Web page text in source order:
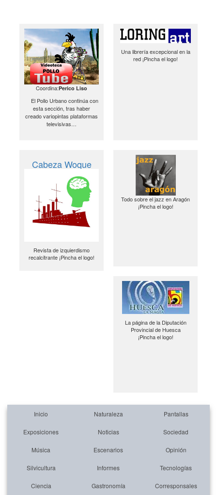
Coordina:Perico Liso
El Pollo Urbano continúa con
esta sección, tras haber
creado variopintas plataformas
televisivas…
Una librería excepcional en la
red ¡Pincha el logo!
Cabeza Woque
Revista de izquierdismo
recalcitrante ¡Pincha el logo!
Todo sobre el jazz en Aragón
¡Pincha el logo!
La página de la Diputación
Provincial de Huesca
¡Pincha el logo!
Inicio Naturaleza Pantallas
Exposiciones Noticias Sociedad
Música Escenarios Opinión
Silvicultura Informes Tecnologías
Ciencia Gastronomía Corresponsales